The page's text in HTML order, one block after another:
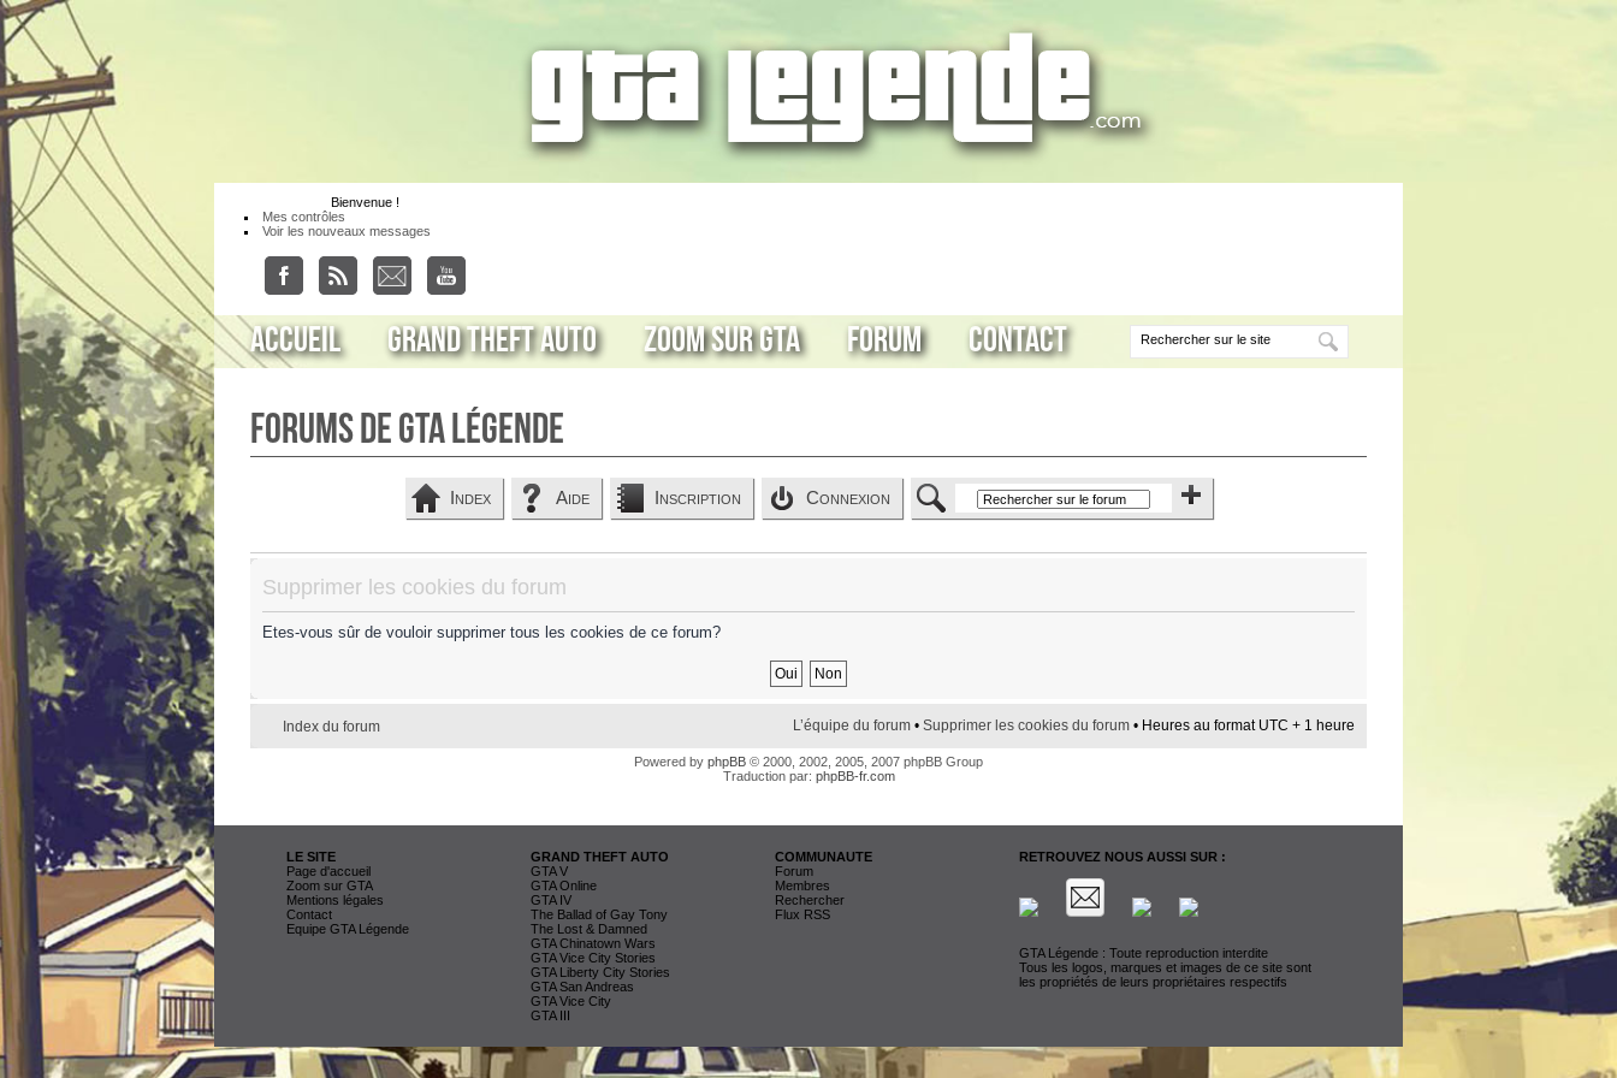
Bienvenue !
Mes contrôles
Voir les nouveaux messages
Accueil Grand Theft Auto Zoom sur GTA Forum Contact
Forums de GTA Légende
Index Aide Inscription Connexion
Supprimer les cookies du forum
Etes-vous sûr de vouloir supprimer tous les cookies de ce forum?
Index du forum L’équipe du forum • Supprimer les cookies du forum • Heures au format UTC + 1 heure
Powered by phpBB © 2000, 2002, 2005, 2007 phpBB Group
Traduction par: phpBB-fr.com
LE SITE
Page d'accueil
Zoom sur GTA
Mentions légales
Contact
Equipe GTA Légende
GRAND THEFT AUTO
GTA V
GTA Online
GTA IV
The Ballad of Gay Tony
The Lost & Damned
GTA Chinatown Wars
GTA Vice City Stories
GTA Liberty City Stories
GTA San Andreas
GTA Vice City
GTA III
COMMUNAUTE
Forum
Membres
Rechercher
Flux RSS
RETROUVEZ NOUS AUSSI SUR :
GTA Légende : Toute reproduction interdite
Tous les logos, marques et images de ce site sont
les propriétés de leurs propriétaires respectifs